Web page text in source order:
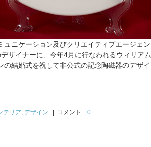
ュニケーション及びクリエイティブエージェ
ザイナーに、今年4月に行なわれるウィリア
の結婚式を祝して非公式の記念陶磁器のデザ
テリア, デザイン | コメント : 0